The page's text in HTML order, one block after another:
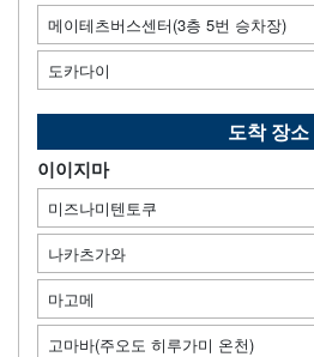
메이테츠버스센터(3층 5번 승차장)
도카다이
도착 장소
이이지마
미즈나미텐토쿠
나카츠가와
마고메
고마바(주오도 히루가미 온천)